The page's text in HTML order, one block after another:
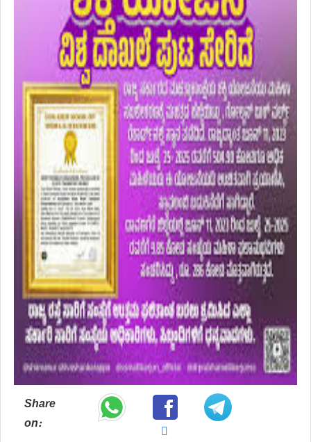
Share
on: